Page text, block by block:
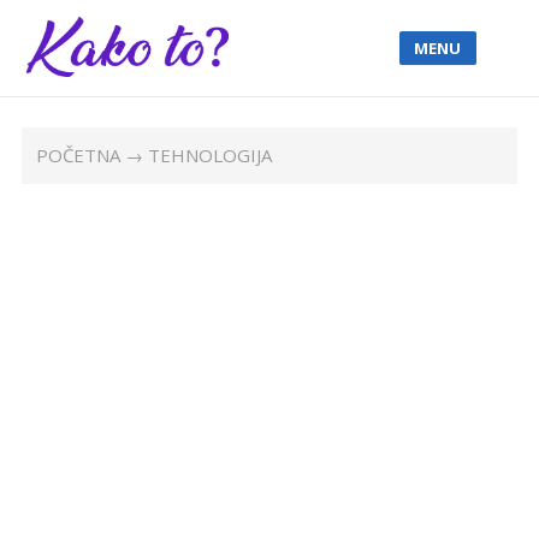
MENU
POČETNA→ TEHNOLOGIJA